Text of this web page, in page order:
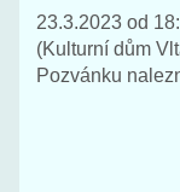
23.3.2023 od
(Kulturní dům
Pozvánku